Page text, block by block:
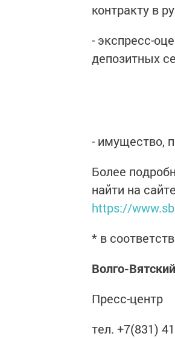
контракту в
- экспресс-
депозитных
- имущество,
Более
найти на
https://
* в
Волго-
Пресс-центр
тел. +7(831)